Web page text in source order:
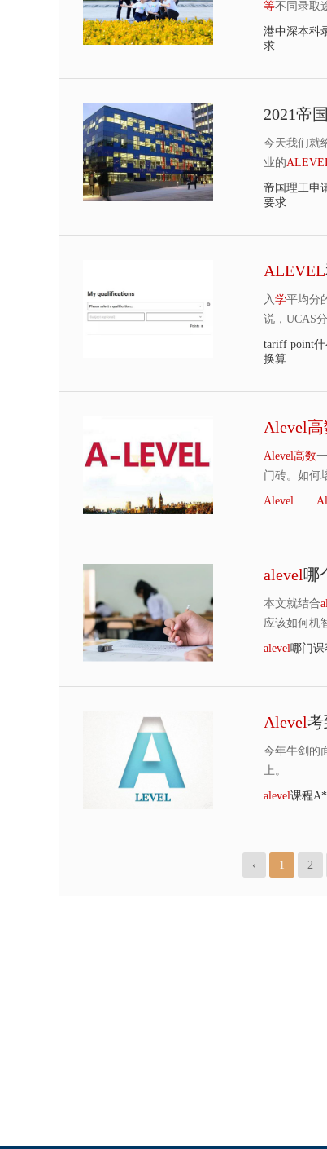
等不同录取
港中深本科
求
2021帝
今天我们就
业的
帝国理工申
要求
ALEVEL
入学平均分
说，UCAS分
tariff point
换算
Alevel高
Alevel高数
门砖。如何
Alevel
alevel哪
本文就结合
应该如何机
alevel哪门
Alevel考
今年牛剑的
上。
alevel课程
‹ 1 2